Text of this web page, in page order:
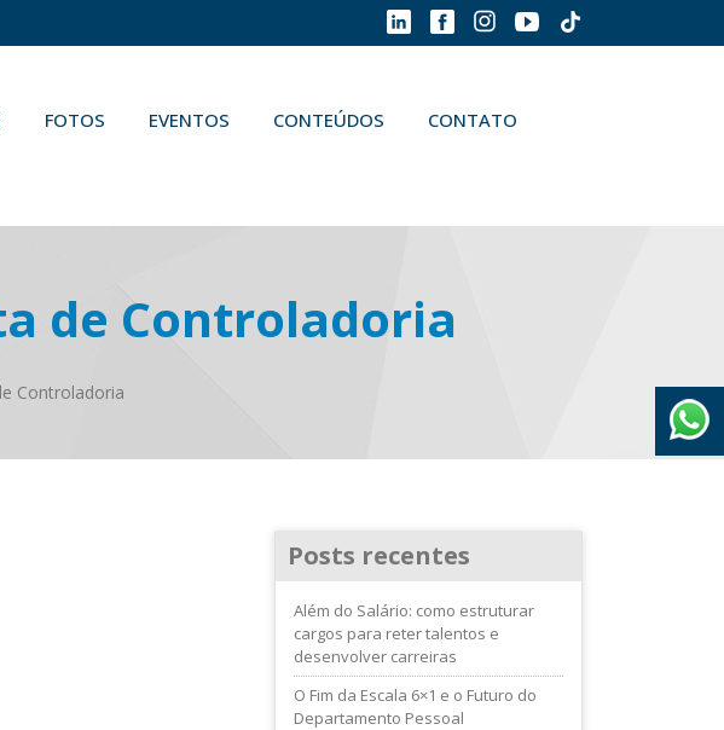
FOTOS EVENTOS CONTEÚDOS CONTATO
de Controladoria
Controladoria
Posts recentes
Além do Salário: como estruturar
cargos para reter talentos e
desenvolver carreiras
O Fim da Escala 6×1 e o Futuro do
Departamento Pessoal